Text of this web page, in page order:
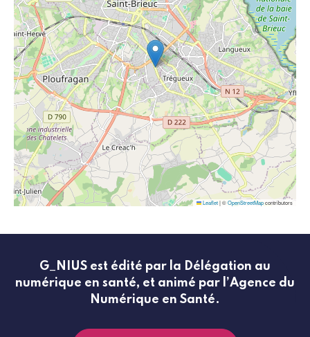
Leaflet|©OpenStreetMapcontributors
G_NIUS est édité par la Délégation au
numérique en santé, et animé par l’Agence du
Numérique en Santé.